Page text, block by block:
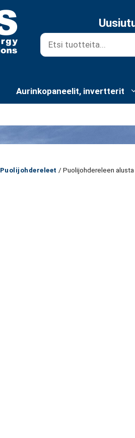
Aurinkopaneelit, invertterit
Puolijohdereleet / Puolijohdereleen alusta